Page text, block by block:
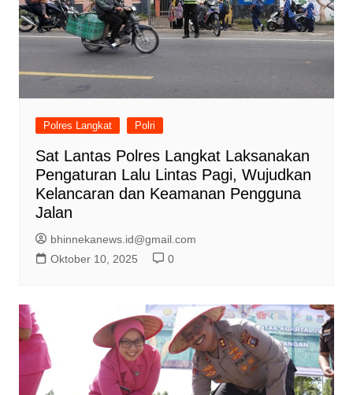
Polres Langkat Polri
Sat Lantas Polres Langkat Laksanakan
Pengaturan Lalu Lintas Pagi, Wujudkan
Kelancaran dan Keamanan Pengguna
Jalan
bhinnekanews.id@gmail.com
Oktober 10, 2025
0